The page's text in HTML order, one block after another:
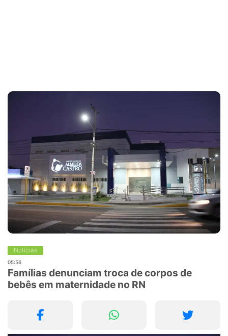
Notícias
05:56
Famílias denunciam troca de corpos de
bebês em maternidade no RN